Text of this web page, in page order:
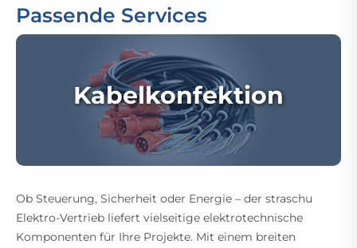
Passende Services
Kabelkonfektion
Ob Steuerung, Sicherheit oder Energie – der straschu
Elektro-Vertrieb liefert vielseitige elektrotechnische
Komponenten für Ihre Projekte. Mit einem breiten